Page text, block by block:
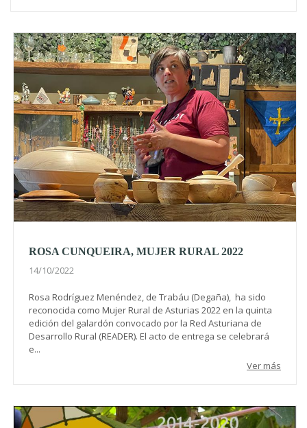
ROSA CUNQUEIRA, MUJER RURAL 2022
14/10/2022
Rosa Rodríguez Menéndez, de Trabáu (Degaña), ha sido
reconocida como Mujer Rural de Asturias 2022 en la quinta
edición del galardón convocado por la Red Asturiana de
Desarrollo Rural (READER). El acto de entrega se celebrará
e...
Ver más